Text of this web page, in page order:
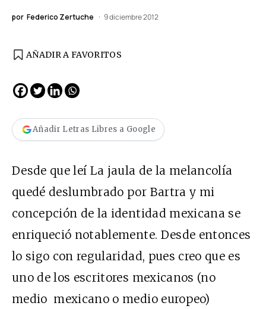
por Federico Zertuche 9 diciembre 2012
AÑADIR A FAVORITOS
Añadir Letras Libres a Google
Desde que leí La jaula de la melancolía
quedé deslumbrado por Bartra y mi
concepción de la identidad mexicana se
enriqueció notablemente. Desde entonces
lo sigo con regularidad, pues creo que es
uno de los escritores mexicanos (no
medio mexicano o medio europeo)